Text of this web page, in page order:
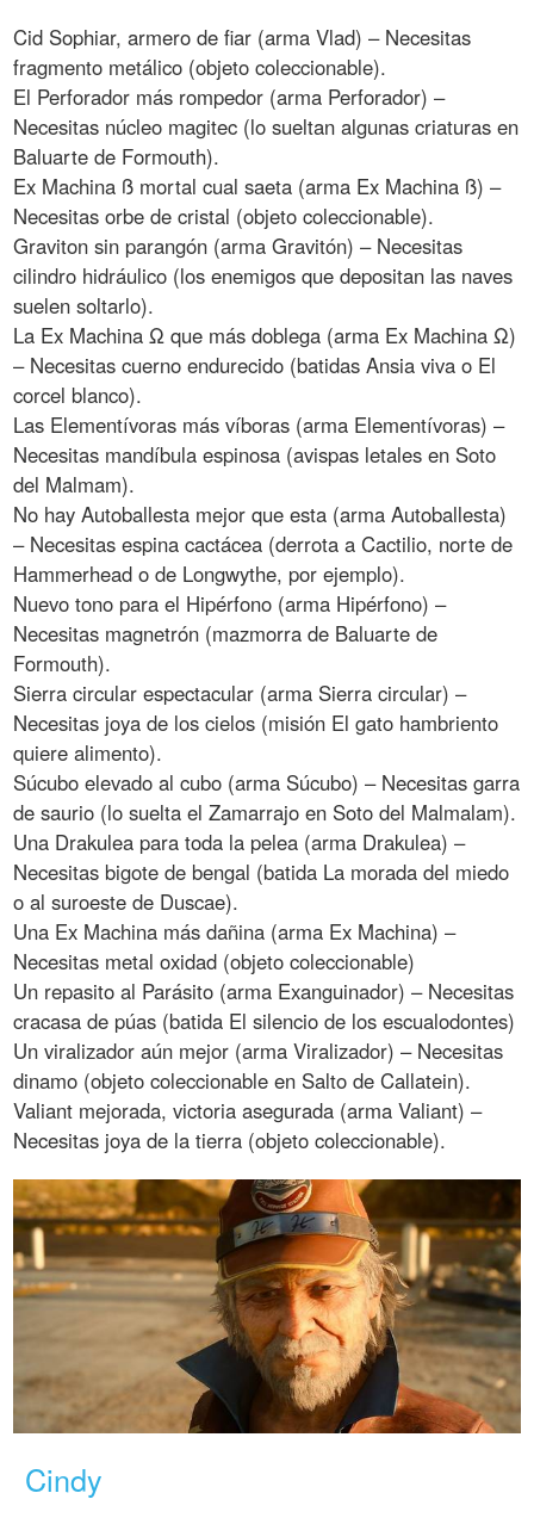
Cid Sophiar, armero de fiar (arma Vlad) – Necesitas
fragmento metálico (objeto coleccionable).
El Perforador más rompedor (arma Perforador) –
Necesitas núcleo magitec (lo sueltan algunas criaturas en
Baluarte de Formouth).
Ex Machina ß mortal cual saeta (arma Ex Machina ß) –
Necesitas orbe de cristal (objeto coleccionable).
Graviton sin parangón (arma Gravitón) – Necesitas
cilindro hidráulico (los enemigos que depositan las naves
suelen soltarlo).
La Ex Machina Ω que más doblega (arma Ex Machina Ω)
– Necesitas cuerno endurecido (batidas Ansia viva o El
corcel blanco).
Las Elementívoras más víboras (arma Elementívoras) –
Necesitas mandíbula espinosa (avispas letales en Soto
del Malmam).
No hay Autoballesta mejor que esta (arma Autoballesta)
– Necesitas espina cactácea (derrota a Cactilio, norte de
Hammerhead o de Longwythe, por ejemplo).
Nuevo tono para el Hipérfono (arma Hipérfono) –
Necesitas magnetrón (mazmorra de Baluarte de
Formouth).
Sierra circular espectacular (arma Sierra circular) –
Necesitas joya de los cielos (misión El gato hambriento
quiere alimento).
Súcubo elevado al cubo (arma Súcubo) – Necesitas garra
de saurio (lo suelta el Zamarrajo en Soto del Malmalam).
Una Drakulea para toda la pelea (arma Drakulea) –
Necesitas bigote de bengal (batida La morada del miedo
o al suroeste de Duscae).
Una Ex Machina más dañina (arma Ex Machina) –
Necesitas metal oxidad (objeto coleccionable)
Un repasito al Parásito (arma Exanguinador) – Necesitas
cracasa de púas (batida El silencio de los escualodontes)
Un viralizador aún mejor (arma Viralizador) – Necesitas
dinamo (objeto coleccionable en Salto de Callatein).
Valiant mejorada, victoria asegurada (arma Valiant) –
Necesitas joya de la tierra (objeto coleccionable).
Cindy